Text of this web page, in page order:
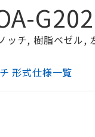
ッチ, 樹脂ベゼル,
形式仕様一覧